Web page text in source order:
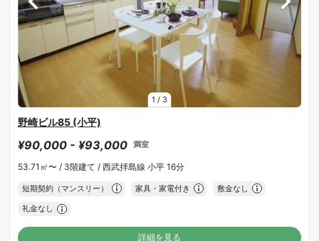
1 / 3
野崎ビル85 (小平)
¥90,000 - ¥93,000 満室
53.71㎡〜 / 3階建て / 西武拝島線 小平 16分
短期契約（マンスリー） 家具・家電付き 敷金なし
礼金なし
詳細を見る